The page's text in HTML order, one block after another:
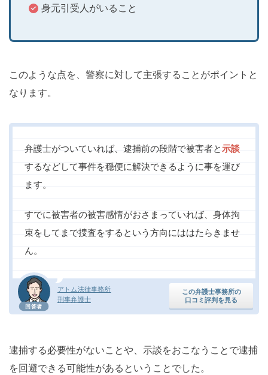
身元引受人がいること
このような点を、警察に対して主張することがポイントと
なります。
回答者
アトム法律事務所
刑事弁護士
この弁護士事務所の
口コミ評判を見る
弁護士がついていれば、逮捕前の段階で被害者と示談
するなどして事件を穏便に解決できるように事を運び
ます。
すでに被害者の被害感情がおさまっていれば、身体拘
束をしてまで捜査をするという方向にははたらきませ
ん。
逮捕する必要性がないことや、示談をおこなうことで逮捕
を回避できる可能性があるということでした。